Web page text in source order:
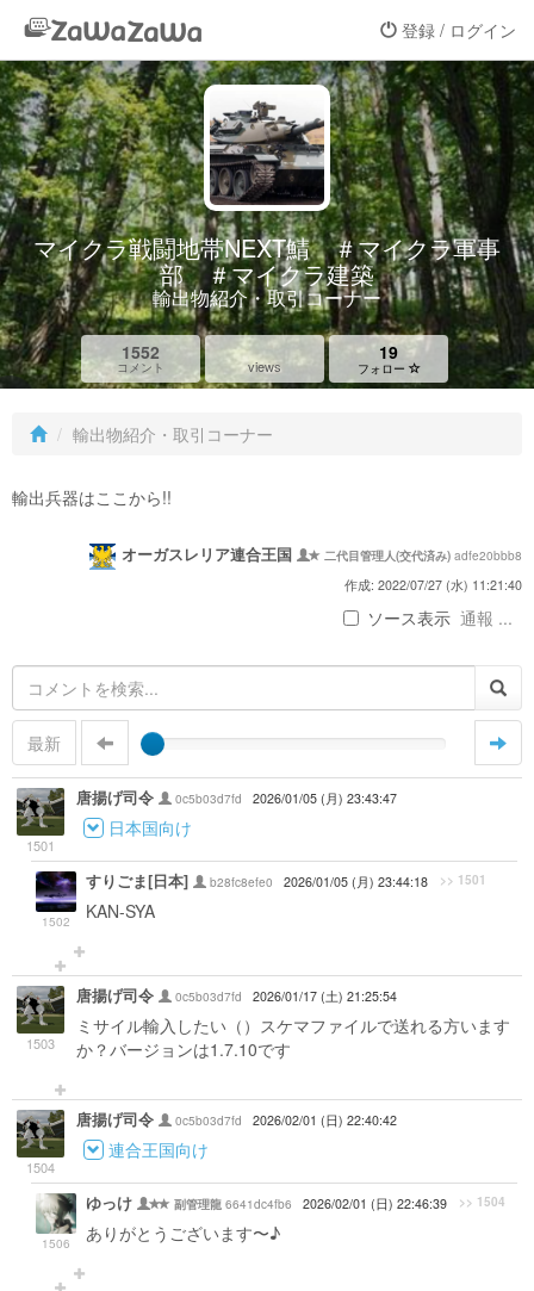
登録 / ログイン
マイクラ戦闘地帯NEXT鯖 ＃マイクラ軍事
部 ＃マイクラ建築
輸出物紹介・取引コーナー
1552
コメント views
19
フォロー
輸出物紹介・取引コーナー
輸出兵器はここから!!
オーガスレリア連合王国 二代目管理人(交代済み) adfe20bbb8
作成: 2022/07/27 (水) 11:21:40
ソース表示 通報 ...
最新
1501
唐揚げ司令 0c5b03d7fd 2026/01/05 (月) 23:43:47
日本国向け
1502
すりごま[日本] b28fc8efe0 2026/01/05 (月) 23:44:18 >> 1501
KAN-SYA
1503
唐揚げ司令 0c5b03d7fd 2026/01/17 (土) 21:25:54
ミサイル輸入したい（）スケマファイルで送れる方います
か？バージョンは1.7.10です
1504
唐揚げ司令 0c5b03d7fd 2026/02/01 (日) 22:40:42
連合王国向け
1506
ゆっけ 副管理龍 6641dc4fb6 2026/02/01 (日) 22:46:39 >> 1504
ありがとうございます〜♪